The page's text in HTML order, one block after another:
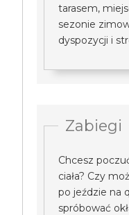
tarasem,
sezonie
dyspozycji i
Zabiegi
Chcesz
ciała? Czy
po jeździe na
spróbować